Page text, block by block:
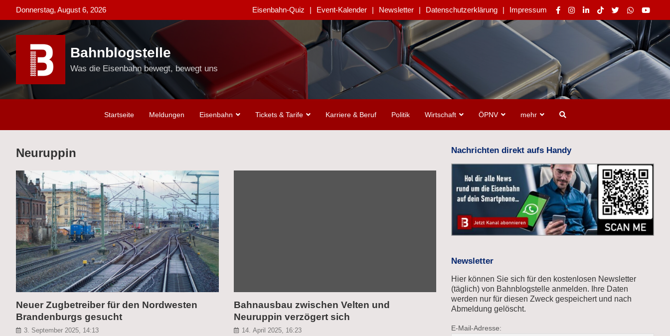
to
content
Donnerstag, August 6, 2026 Eisenbahn-Quiz Event-Kalender Newsletter Datenschutzerklärung Impressum
Bahnblogstelle
Was die Eisenbahn bewegt, bewegt uns
Startseite Meldungen Eisenbahn Tickets & Tarife Karriere & Beruf Politik Wirtschaft ÖPNV mehr
Neuruppin
Neuer Zugbetreiber für den Nordwesten
Brandenburgs gesucht
3. September 2025, 14:13
Bahnausbau zwischen Velten und
Neuruppin verzögert sich
14. April 2025, 16:23
Nachrichten direkt aufs Handy
Newsletter
Hier können Sie sich für den kostenlosen Newsletter
(täglich) von Bahnblogstelle anmelden. Ihre Daten
werden nur für diesen Zweck gespeichert und nach
Abmeldung gelöscht.
E-Mail-Adresse: